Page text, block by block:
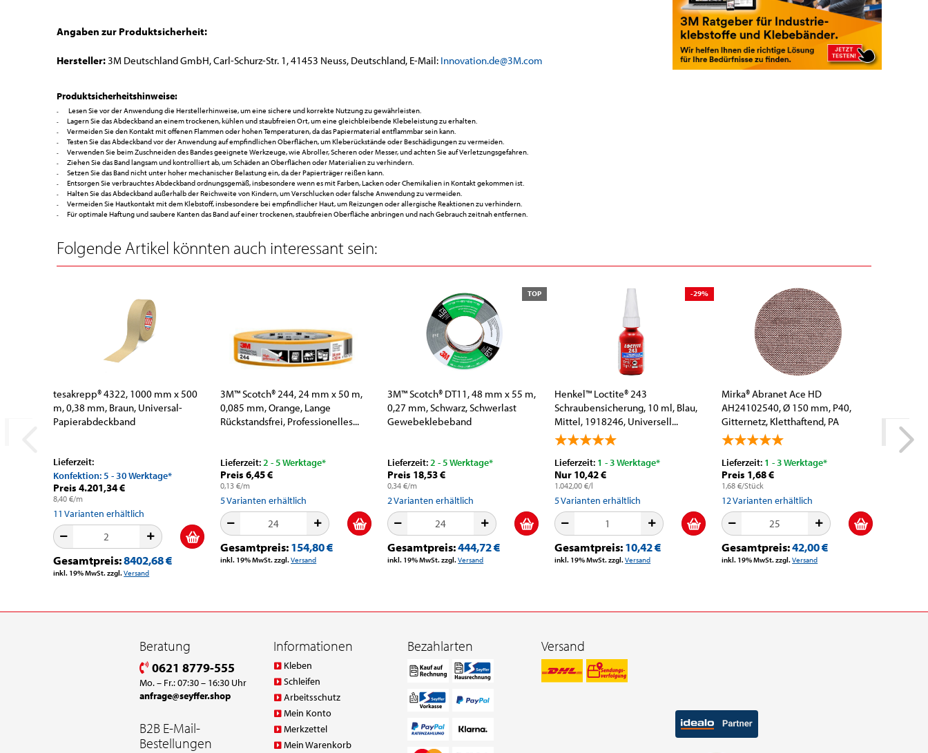
Angaben zur Produktsicherheit:
Hersteller:3M Deutschland GmbH, Carl-Schurz-Str. 1, 41453 Neuss, Deutschland, E-Mail: Innovation.de@3M.com
Produktsicherheitshinweise:
Lesen Sie vor der Anwendung die Herstellerhinweise, um eine sichere und korrekte Nutzung zu gewährleisten.
Lagern Sie das Abdeckband an einem trockenen, kühlen und staubfreien Ort, um eine gleichbleibende Klebeleistung zu erhalten.
Vermeiden Sie den Kontakt mit offenen Flammen oder hohen Temperaturen, da das Papiermaterial entflammbar sein kann.
Testen Sie das Abdeckband vor der Anwendung auf empfindlichen Oberflächen, um Kleberückstände oder Beschädigungen zu vermeiden.
Verwenden Sie beim Zuschneiden des Bandes geeignete Werkzeuge, wie Abroller, Scheren oder Messer, und achten Sie auf Verletzungsgefahren.
Ziehen Sie das Band langsam und kontrolliert ab, um Schäden an Oberflächen oder Materialien zu verhindern.
Setzen Sie das Band nicht unter hoher mechanischer Belastung ein, da der Papierträger reißen kann.
Entsorgen Sie verbrauchtes Abdeckband ordnungsgemäß, insbesondere wenn es mit Farben, Lacken oder Chemikalien in Kontakt gekommen ist.
Halten Sie das Abdeckband außerhalb der Reichweite von Kindern, um Verschlucken oder falsche Anwendung zu vermeiden.
Vermeiden Sie Hautkontakt mit dem Klebstoff, insbesondere bei empfindlicher Haut, um Reizungen oder allergische Reaktionen zu verhindern.
Für optimale Haftung und saubere Kanten das Band auf einer trockenen, staubfreien Oberfläche anbringen und nach Gebrauch zeitnah entfernen.
Folgende Artikel könnten auch interessant sein:
tesakrepp® 4322, 1000 mm x 500
m, 0,38 mm, Braun, Universal-
Papierabdeckband
Lieferzeit:
Konfektion: 5 - 30 Werktage*
Preis 4.201,34 €
8,40 €/m
11 Varianten erhältlich
Gesamtpreis:8402,68 €
inkl. 19% MwSt. zzgl.Versand
3M™ Scotch® 244, 24 mm x 50 m,
0,085 mm, Orange, Lange
Rückstandsfrei, Professionelles...
Lieferzeit:2 - 5 Werktage*
Preis 6,45 €
0,13 €/m
5Varianten erhältlich
Gesamtpreis:154,80 €
inkl. 19% MwSt. zzgl.Versand
TOP
3M™ Scotch® DT11, 48 mm x 55 m,
0,27 mm, Schwarz, Schwerlast
Gewebeklebeband
Lieferzeit:2 - 5 Werktage*
Preis 18,53 €
0,34 €/m
2Varianten erhältlich
Gesamtpreis:444,72 €
inkl. 19% MwSt. zzgl.Versand
-29%
Henkel™ Loctite® 243
Schraubensicherung, 10 ml, Blau,
Mittel, 1918246, Universell...
Lieferzeit: 1 - 3 Werktage*
Nur 10,42 €
1.042,00 €/l
5Varianten erhältlich
Gesamtpreis:10,42 €
inkl. 19% MwSt. zzgl.Versand
Mirka® Abranet Ace HD
AH24102540, Ø 150 mm, P40,
Gitternetz, Kletthaftend, PA
Gitternetz...
Lieferzeit: 1 - 3 Werktage*
Preis 1,68 €
1,68 €/Stück
12Varianten erhältlich
Gesamtpreis:42,00 €
inkl. 19% MwSt. zzgl.Versand
Beratung
0621 8779-555
Mo. – Fr.: 07:30 – 16:30 Uhr
anfrage@seyffer.shop
B2B E-Mail-
Bestellungen
Informationen
Kleben
Schleifen
Arbeitsschutz
Mein Konto
Merkzettel
Mein Warenkorb
Bezahlarten Versand